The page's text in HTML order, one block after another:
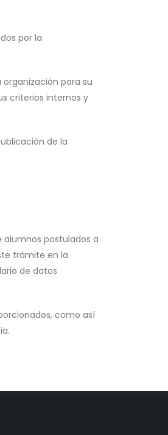
por la
para su
criterios internos y
de la
alumnos postulados a
trámite en la
de datos
como así